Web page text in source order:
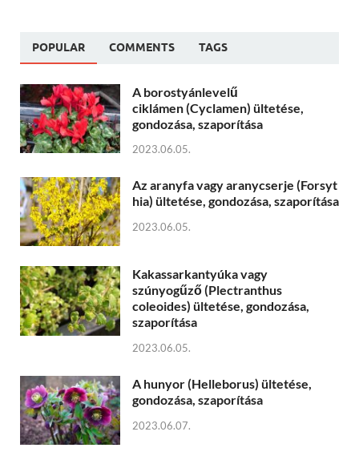
POPULAR COMMENTS TAGS
A borostyánlevelű
ciklámen (Cyclamen) ültetése,
gondozása, szaporítása
2023.06.05.
Az aranyfa vagy aranycserje (Forsyt
hia) ültetése, gondozása, szaporítása
2023.06.05.
Kakassarkantyúka vagy
szúnyogűző (Plectranthus
coleoides) ültetése, gondozása,
szaporítása
2023.06.05.
A hunyor (Helleborus) ültetése,
gondozása, szaporítása
2023.06.07.